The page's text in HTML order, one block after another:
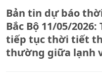
Bản tin dự báo
Bắc Bộ 11/05/2026:
tiếp tục thời tiết
thường giữa lạnh